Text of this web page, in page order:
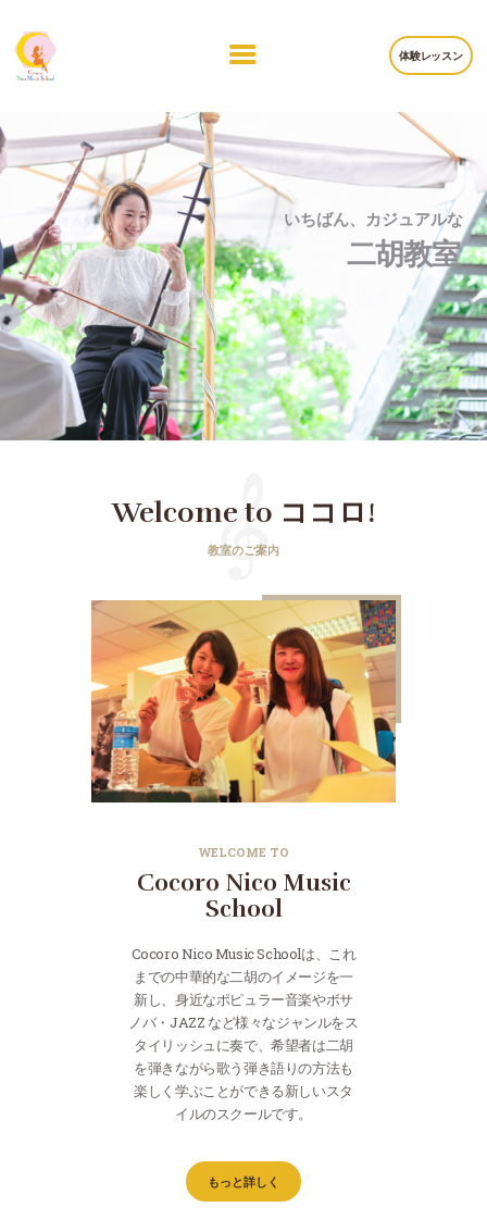
体験レッスン
スクール案内
レッスンコース
COCOROのココロ
和胡
ブログ
Welcome to ココロ!
教室のご案内
WELCOME TO
Cocoro Nico Music
School
Cocoro Nico Music Schoolは、これ
までの中華的な二胡のイメージを一
新し、身近なポピュラー音楽やボサ
ノバ・JAZZ など様々なジャンルをス
タイリッシュに奏で、希望者は二胡
を弾きながら歌う弾き語りの方法も
楽しく学ぶことができる新しいスタ
イルのスクールです。
もっと詳しく